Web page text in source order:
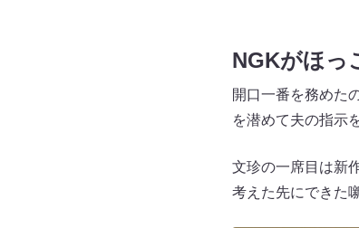
NGKがほっ
開口一番を務めた
を潜めて夫の指示
文珍の一席目は新
考えた先にできた